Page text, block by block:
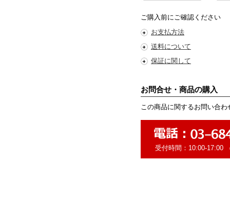
ご購入前にご確認ください
お支払方法
送料について
保証に関して
お問合せ・商品の購入
この商品に関するお問い合わ
受付時間：10:00-